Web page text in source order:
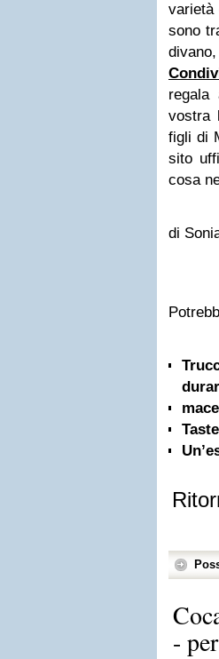
varietà
sono
regala
vostra
figli di
sito
cosa
di
-